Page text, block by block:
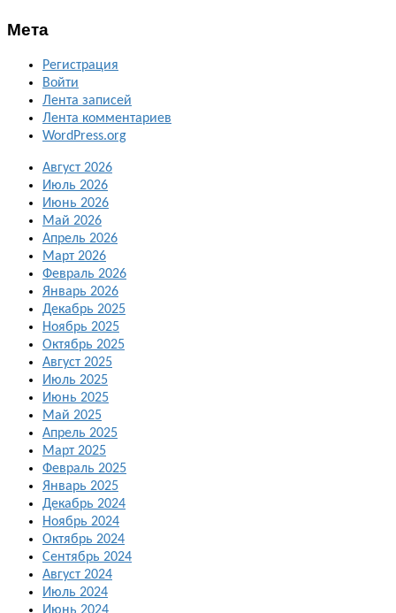
Мета
Регистрация
Войти
Лента записей
Лента комментариев
WordPress.org
Август 2026
Июль 2026
Июнь 2026
Май 2026
Апрель 2026
Март 2026
Февраль 2026
Январь 2026
Декабрь 2025
Ноябрь 2025
Октябрь 2025
Август 2025
Июль 2025
Июнь 2025
Май 2025
Апрель 2025
Март 2025
Февраль 2025
Январь 2025
Декабрь 2024
Ноябрь 2024
Октябрь 2024
Сентябрь 2024
Август 2024
Июль 2024